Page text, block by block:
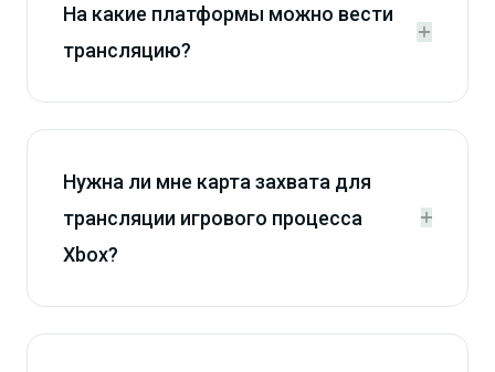
На какие платформы можно вести
трансляцию?


Нужна ли мне карта захвата для
трансляции игрового процесса
Xbox?

